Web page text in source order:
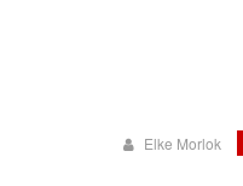
Elke Morlok